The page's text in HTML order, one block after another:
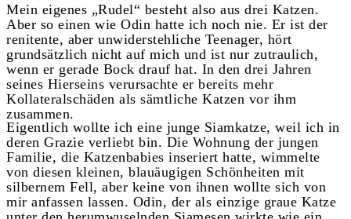
Mein eigenes „Rudel“ besteht also aus drei Katzen.
Aber so einen wie Odin hatte ich noch nie. Er ist der
renitente, aber unwiderstehliche Teenager, hört
grundsätzlich nicht auf mich und ist nur zutraulich,
wenn er gerade Bock drauf hat. In den drei Jahren
seines Hierseins verursachte er bereits mehr
Kollateralschäden als sämtliche Katzen vor ihm
zusammen.
Eigentlich wollte ich eine junge Siamkatze, weil ich in
deren Grazie verliebt bin. Die Wohnung der jungen
Familie, die Katzenbabies inseriert hatte, wimmelte
von diesen kleinen, blauäugigen Schönheiten mit
silbernem Fell, aber keine von ihnen wollte sich von
mir anfassen lassen. Odin, der als einzige graue Katze